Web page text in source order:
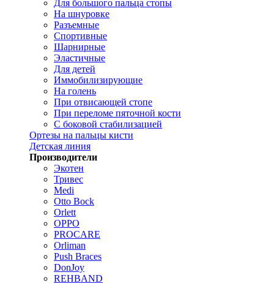
Для большого пальца стопы
На шнуровке
Разъемные
Спортивные
Шарнирные
Эластичные
Для детей
Иммобилизирующие
На голень
При отвисающей стопе
При переломе пяточной кости
С боковой стабилизацией
Ортезы на пальцы кисти
Детская линия
Производители
Экотен
Тривес
Medi
Otto Bock
Orlett
OPPO
PROCARE
Orliman
Push Braces
DonJoy
REHBAND